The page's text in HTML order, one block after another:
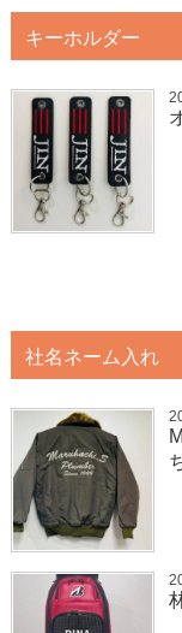
キーホルダー
社名ネーム入れ